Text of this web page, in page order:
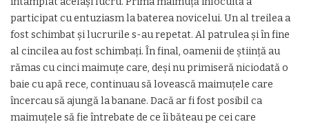
participat cu entuziasm la baterea novicelui. Un al treilea a
fost schimbat şi lucrurile s-au repetat. Al patrulea şi în fine
al cincilea au fost schimbaţi. În final, oamenii de ştiinţă au
rămas cu cinci maimuţe care, deşi nu primiseră niciodată o
baie cu apă rece, continuau să lovească maimuţele care
încercau să ajungă la banane. Dacă ar fi fost posibil ca
maimuţele să fie întrebate de ce îi băteau pe cei care